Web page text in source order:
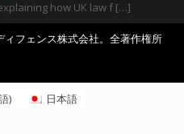
how UK law f […]
フェンス株式会社。全著作権所
) 日本語